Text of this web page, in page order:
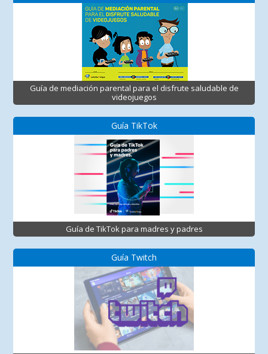
Guía de mediación parental para el disfrute saludable de
videojuegos
Guía TikTok
Guía de TikTok para madres y padres
Guía Twitch